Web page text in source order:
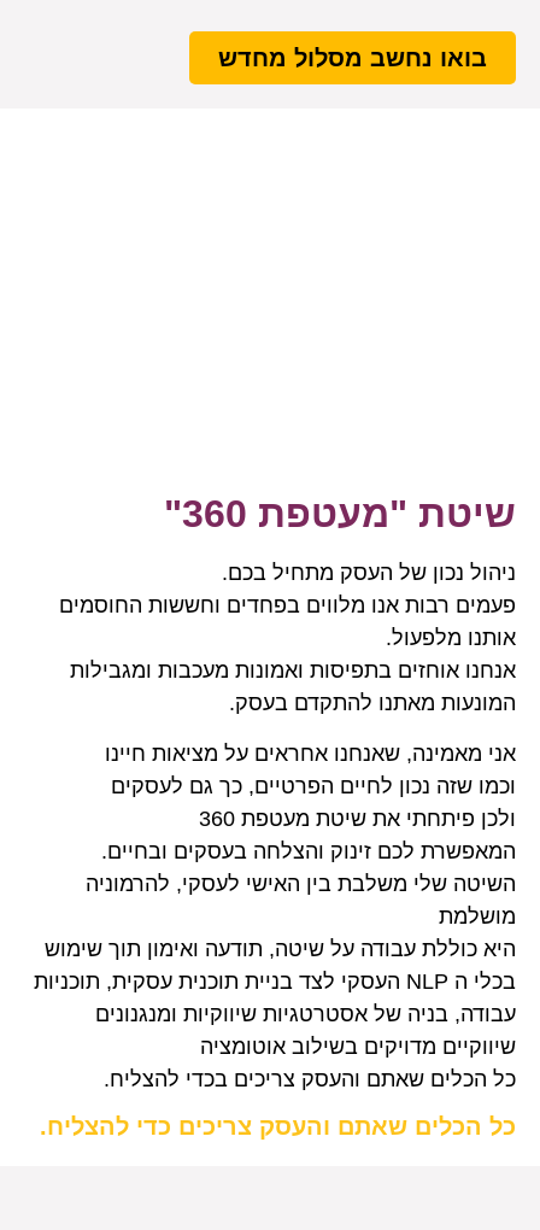
בואו נחשב מסלול מחדש
שיטת "מעטפת 360"
ניהול נכון של העסק מתחיל בכם.
פעמים רבות אנו מלווים בפחדים וחששות החוסמים
אותנו מלפעול.
אנחנו אוחזים בתפיסות ואמונות מעכבות ומגבילות
המונעות מאתנו להתקדם בעסק.
אני מאמינה, שאנחנו אחראים על מציאות חיינו
וכמו שזה נכון לחיים הפרטיים, כך גם לעסקים
ולכן פיתחתי את שיטת מעטפת 360
המאפשרת לכם זינוק והצלחה בעסקים ובחיים.
השיטה שלי משלבת בין האישי לעסקי, להרמוניה
מושלמת
היא כוללת עבודה על שיטה, תודעה ואימון תוך שימוש
בכלי ה NLP העסקי לצד בניית תוכנית עסקית, תוכניות
עבודה, בניה של אסטרטגיות שיווקיות ומנגנונים
שיווקיים מדויקים בשילוב אוטומציה
כל הכלים שאתם והעסק צריכים בכדי להצליח.
כל הכלים שאתם והעסק צריכים כדי להצליח.